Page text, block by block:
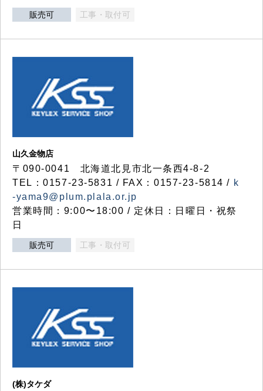
販売可 工事・取付可
山久金物店
〒090-0041 北海道北見市北一条西4-8-2
TEL：0157-23-5831 / FAX：0157-23-5814 / k
-yama9@plum.plala.or.jp
営業時間：9:00〜18:00 / 定休日：日曜日・祝祭
日
販売可 工事・取付可
(株)タケダ